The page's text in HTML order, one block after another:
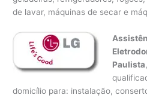
de lavar, máquinas de secar e
Paulista
domicílio para: instalação,